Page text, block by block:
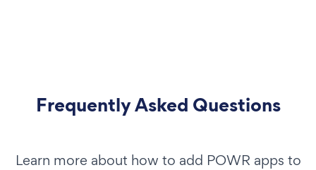
Frequently Asked Questions
Learn more about how to add POWR apps to